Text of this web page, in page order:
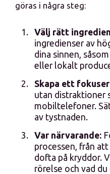
göras i några steg:
Välj rätt
ingredienser av
dina sinnen,
eller lokalt
Skapa ett
utan distraktioner
mobiltelefoner.
av tystnaden.
Var närvarande:
processen, från
dofta på kryddor.
rörelse och vad du